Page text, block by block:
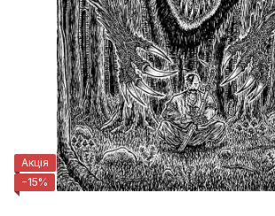
Акція
−15%